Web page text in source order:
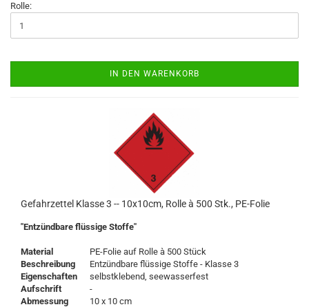
Rolle:
IN DEN WARENKORB
Gefahrzettel Klasse 3 -- 10x10cm, Rolle à 500 Stk., PE-Folie
"Entzündbare flüssige Stoffe"
Material
PE-Folie auf Rolle à 500 Stück
Beschreibung
Entzündbare flüssige Stoffe - Klasse 3
Eigenschaften
selbstklebend, seewasserfest
Aufschrift
-
Abmessung
10 x 10 cm